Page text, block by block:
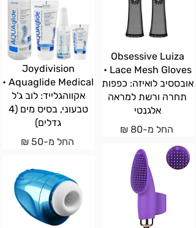
Obsessive Luiza
Lace Mesh Gloves •
אובססיב לואיזה: כפפות
תחרה ורשת למראה
אלגנטי
החל מ-80 ₪
Joydivision
Aquaglide Medical •
אקווהגלייד: לוב ג'ל
טבעוני, בסיס מים (4
גדלים)
החל מ-50 ₪